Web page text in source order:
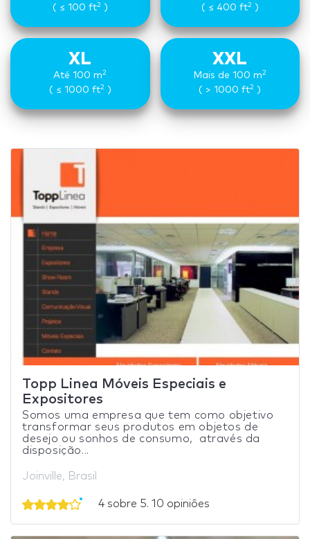
( ≤ 100 ft2) ( ≤ 400 ft2)
XL
Até 100 m2
( ≤ 1000 ft2)
XXL
Mais de 100 m2
( > 1000 ft2 )
Topp Linea Móveis Especiais e
Expositores
Somos uma empresa que tem como objetivo
transformar seus produtos em objetos de
desejo ou sonhos de consumo, através da
disposição...
Joinville, Brasil
4 sobre 5. 10 opiniões